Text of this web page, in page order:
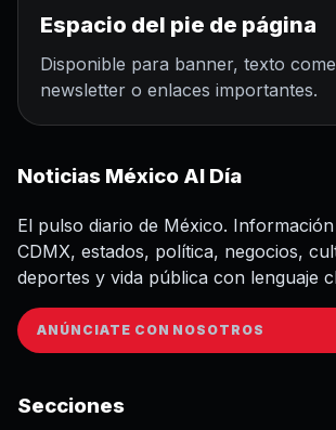
Espacio del pie de página
Disponible para banner, texto
newsletter o enlaces importantes.
Noticias México Al Día
El pulso diario de México.
CDMX, estados, política, negocios,
deportes y vida pública con lenguaje
ANÚNCIATE CON NOSOTROS
Secciones